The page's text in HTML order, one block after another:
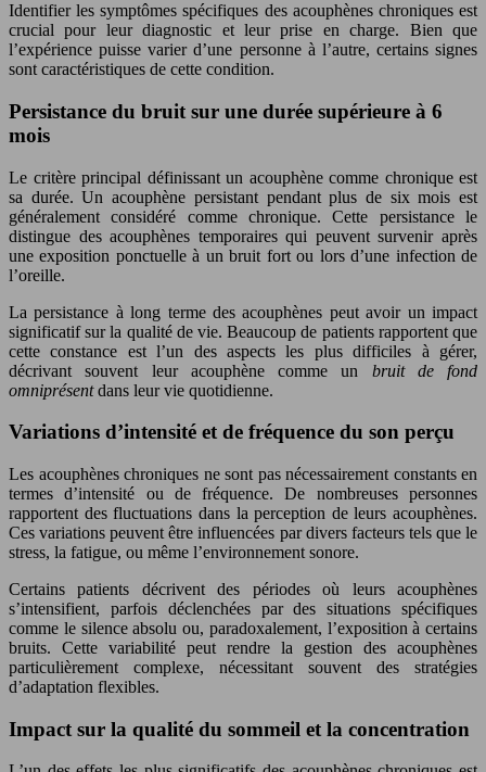
Identifier les symptômes spécifiques des acouphènes chroniques est
crucial pour leur diagnostic et leur prise en charge. Bien que
l’expérience puisse varier d’une personne à l’autre, certains signes
sont caractéristiques de cette condition.
Persistance du bruit sur une durée supérieure à 6
mois
Le critère principal définissant un acouphène comme chronique est
sa durée. Un acouphène persistant pendant plus de six mois est
généralement considéré comme chronique. Cette persistance le
distingue des acouphènes temporaires qui peuvent survenir après
une exposition ponctuelle à un bruit fort ou lors d’une infection de
l’oreille.
La persistance à long terme des acouphènes peut avoir un impact
significatif sur la qualité de vie. Beaucoup de patients rapportent que
cette constance est l’un des aspects les plus difficiles à gérer,
décrivant souvent leur acouphène comme un bruit de fond
omniprésentdans leur vie quotidienne.
Variations d’intensité et de fréquence du son perçu
Les acouphènes chroniques ne sont pas nécessairement constants en
termes d’intensité ou de fréquence. De nombreuses personnes
rapportent des fluctuations dans la perception de leurs acouphènes.
Ces variations peuvent être influencées par divers facteurs tels que le
stress, la fatigue, ou même l’environnement sonore.
Certains patients décrivent des périodes où leurs acouphènes
s’intensifient, parfois déclenchées par des situations spécifiques
comme le silence absolu ou, paradoxalement, l’exposition à certains
bruits. Cette variabilité peut rendre la gestion des acouphènes
particulièrement complexe, nécessitant souvent des stratégies
d’adaptation flexibles.
Impact sur la qualité du sommeil et la concentration